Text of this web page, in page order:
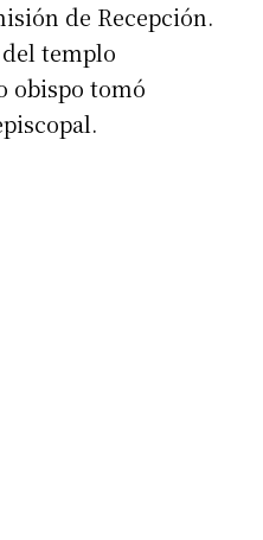
de Recepción.
templo
obispo tomó